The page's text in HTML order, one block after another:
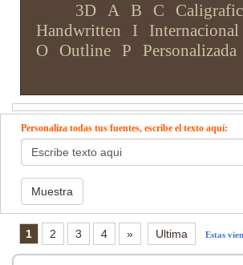
3D A B C
Handwritten
I Internacional
O
Outline P Personalizada
Personaliza todas tus fuentes, escribe el texto aquí:
1 2 3 4 » Ultima Estas